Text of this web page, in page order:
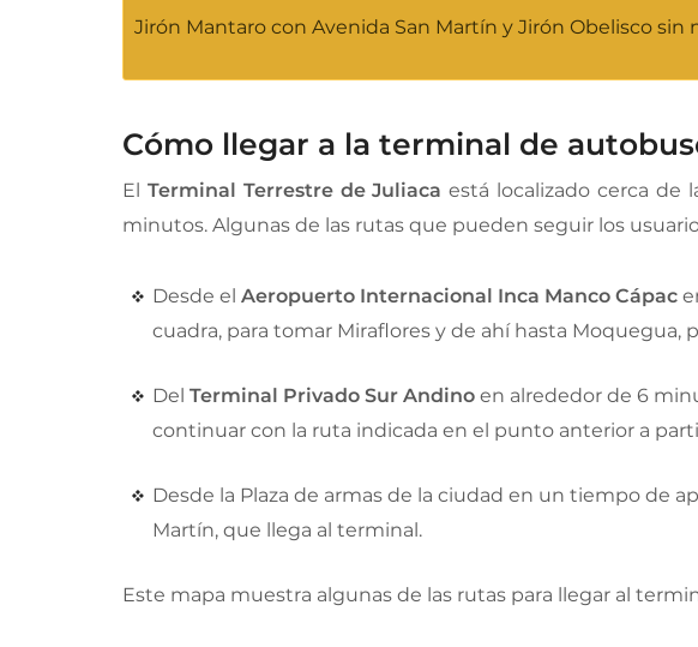
Jirón Mantaro con Avenida San Martín y Jirón Obelisco sin
Cómo llegar a la terminal de
El Terminal Terrestre de Juliaca está localizado cerca de
minutos. Algunas de las rutas que pueden seguir los
Desde el Aeropuerto Internacional Inca Manco Cápac
cuadra, para tomar Miraflores y de ahí hasta Moquegua,
Del Terminal Privado Sur Andino en alrededor de 6
continuar con la ruta indicada en el punto anterior a
Desde la Plaza de armas de la ciudad en un tiempo de
Martín, que llega al terminal.
Este mapa muestra algunas de las rutas para llegar al